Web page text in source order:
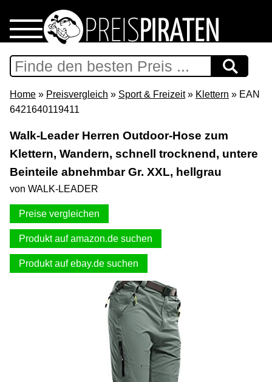
Home
Download
Support & Newsletter
Presse
Datenschutz
Impressum
Home » Preisvergleich » Sport & Freizeit» Klettern » EAN
6421640119411
Walk-Leader Herren Outdoor-Hose zum
Klettern, Wandern, schnell trocknend, untere
Beinteile abnehmbar Gr. XXL, hellgrau
von WALK-LEADER
Preise vergleichen
Produkt auf amazon.de suchen
Produkt auf ebay.de suchen